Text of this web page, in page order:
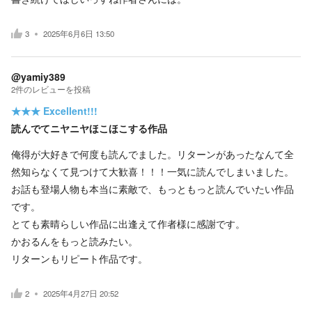
3 2025年6月6日 13:50
@yamiy389
2件のレビューを投稿
★★★ Excellent!!!
読んでてニヤニヤほこほこする作品
俺得が大好きで何度も読んでました。リターンがあったなんて全
然知らなくて見つけて大歓喜！！！一気に読んでしまいました。
お話も登場人物も本当に素敵で、もっともっと読んでいたい作品
です。
とても素晴らしい作品に出逢えて作者様に感謝です。
かおるんをもっと読みたい。
リターンもリピート作品です。
2 2025年4月27日 20:52